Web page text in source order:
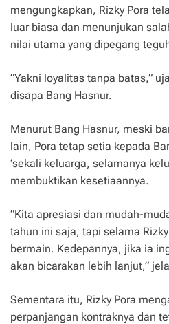
mengungkapkan, Rizky Pora
luar biasa dan menunjukan
nilai utama yang dipegang
“Yakni loyalitas tanpa batas,”
disapa Bang Hasnur.
Menurut Bang Hasnur, meski
lain, Pora tetap setia kepada
‘sekali keluarga, selamanya
membuktikan kesetiaannya.
“Kita apresiasi dan mudah-
tahun ini saja, tapi selama
bermain. Kedepannya, jika ia
akan bicarakan lebih lanjut,”
Sementara itu, Rizky Pora
perpanjangan kontraknya dan